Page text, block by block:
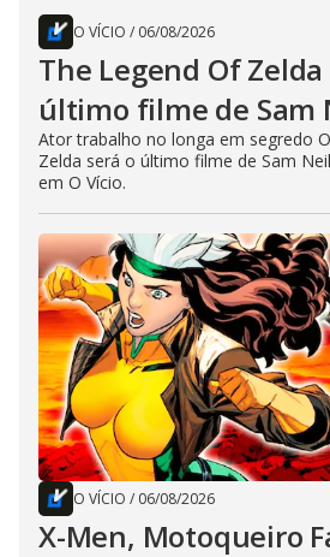
O VÍCIO / 06/08/2026
The Legend Of Zelda
último filme de Sam
Ator trabalho no longa em segredo
Zelda será o último filme de Sam
em O Vício.
O VÍCIO / 06/08/2026
X-Men, Motoqueiro